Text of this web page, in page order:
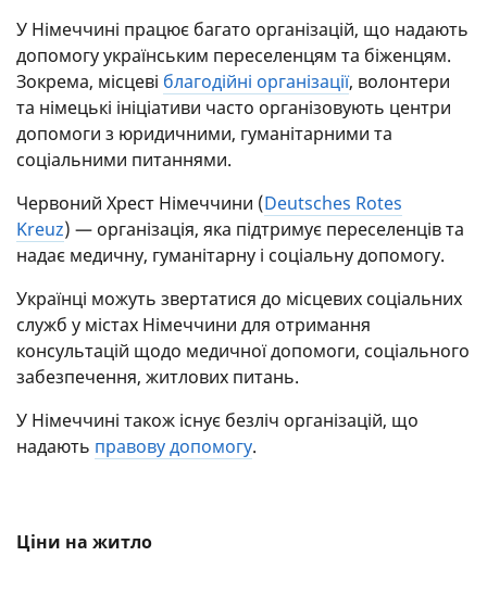
У Німеччині працює багато організацій, що надають
допомогу українським переселенцям та біженцям.
Зокрема, місцеві благодійні організації, волонтери
та німецькі ініціативи часто організовують центри
допомоги з юридичними, гуманітарними та
соціальними питаннями.
Червоний Хрест Німеччини (Deutsches Rotes
Kreuz) — організація, яка підтримує переселенців та
надає медичну, гуманітарну і соціальну допомогу.
Українці можуть звертатися до місцевих соціальних
служб у містах Німеччини для отримання
консультацій щодо медичної допомоги, соціального
забезпечення, житлових питань.
У Німеччині також існує безліч організацій, що
надають правову допомогу.
Ціни на житло